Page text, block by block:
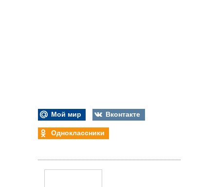
Мой мир
Вконтакте
Одноклассники